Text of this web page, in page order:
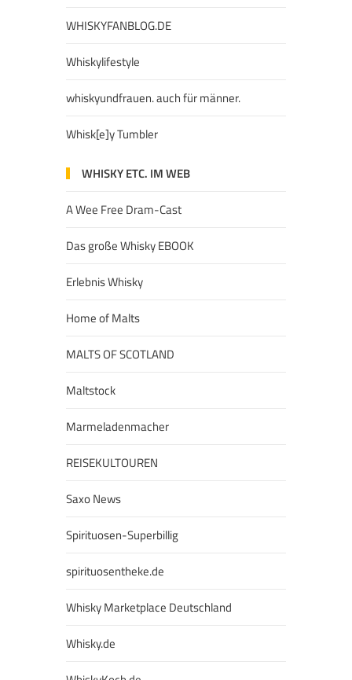
WHISKYFANBLOG.DE
Whiskylifestyle
whiskyundfrauen. auch für männer.
Whisk[e]y Tumbler
WHISKY ETC. IM WEB
A Wee Free Dram-Cast
Das große Whisky EBOOK
Erlebnis Whisky
Home of Malts
MALTS OF SCOTLAND
Maltstock
Marmeladenmacher
REISEKULTOUREN
Saxo News
Spirituosen-Superbillig
spirituosentheke.de
Whisky Marketplace Deutschland
Whisky.de